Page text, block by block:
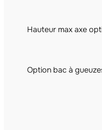
Hauteur max axe
Option bac à